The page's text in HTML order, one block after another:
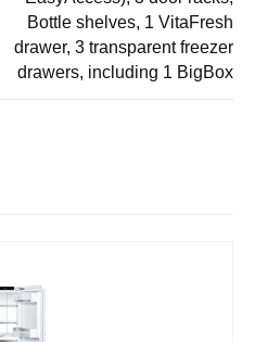
Bottle shelves, 1 VitaFresh
drawer, 3 transparent freezer
drawers, including 1 BigBox